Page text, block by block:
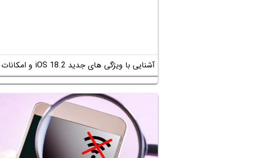
آشنایی با ویژگی های جدید iOS 18.2 و امکانات هوش مصنوعی اپل